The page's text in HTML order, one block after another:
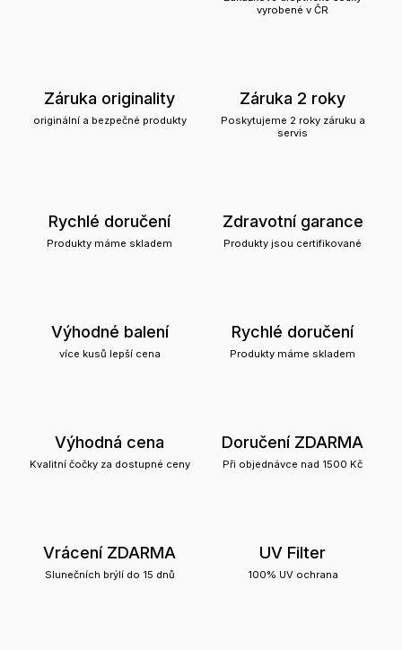
vyrobené v ČR
Záruka originality
originální a bezpečné produkty
Záruka 2 roky
Poskytujeme 2 roky záruku a
servis
Rychlé doručení
Produkty máme skladem
Zdravotní garance
Produkty jsou certifikované
Výhodné balení
více kusů lepší cena
Rychlé doručení
Produkty máme skladem
Výhodná cena
Kvalitní čočky za dostupné ceny
Doručení ZDARMA
Při objednávce nad 1500 Kč
Vrácení ZDARMA
Slunečních brýlí do 15 dnů
UV Filter
100% UV ochrana